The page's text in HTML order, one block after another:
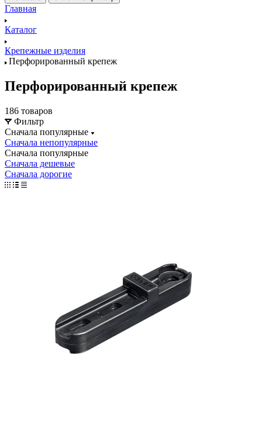
Главная
Каталог
Крепежные изделия
Перфорированный крепеж
Перфорированный крепеж
186 товаров
Фильтр
Сначала популярные
Сначала непопулярные
Сначала популярные
Сначала дешевые
Сначала дорогие